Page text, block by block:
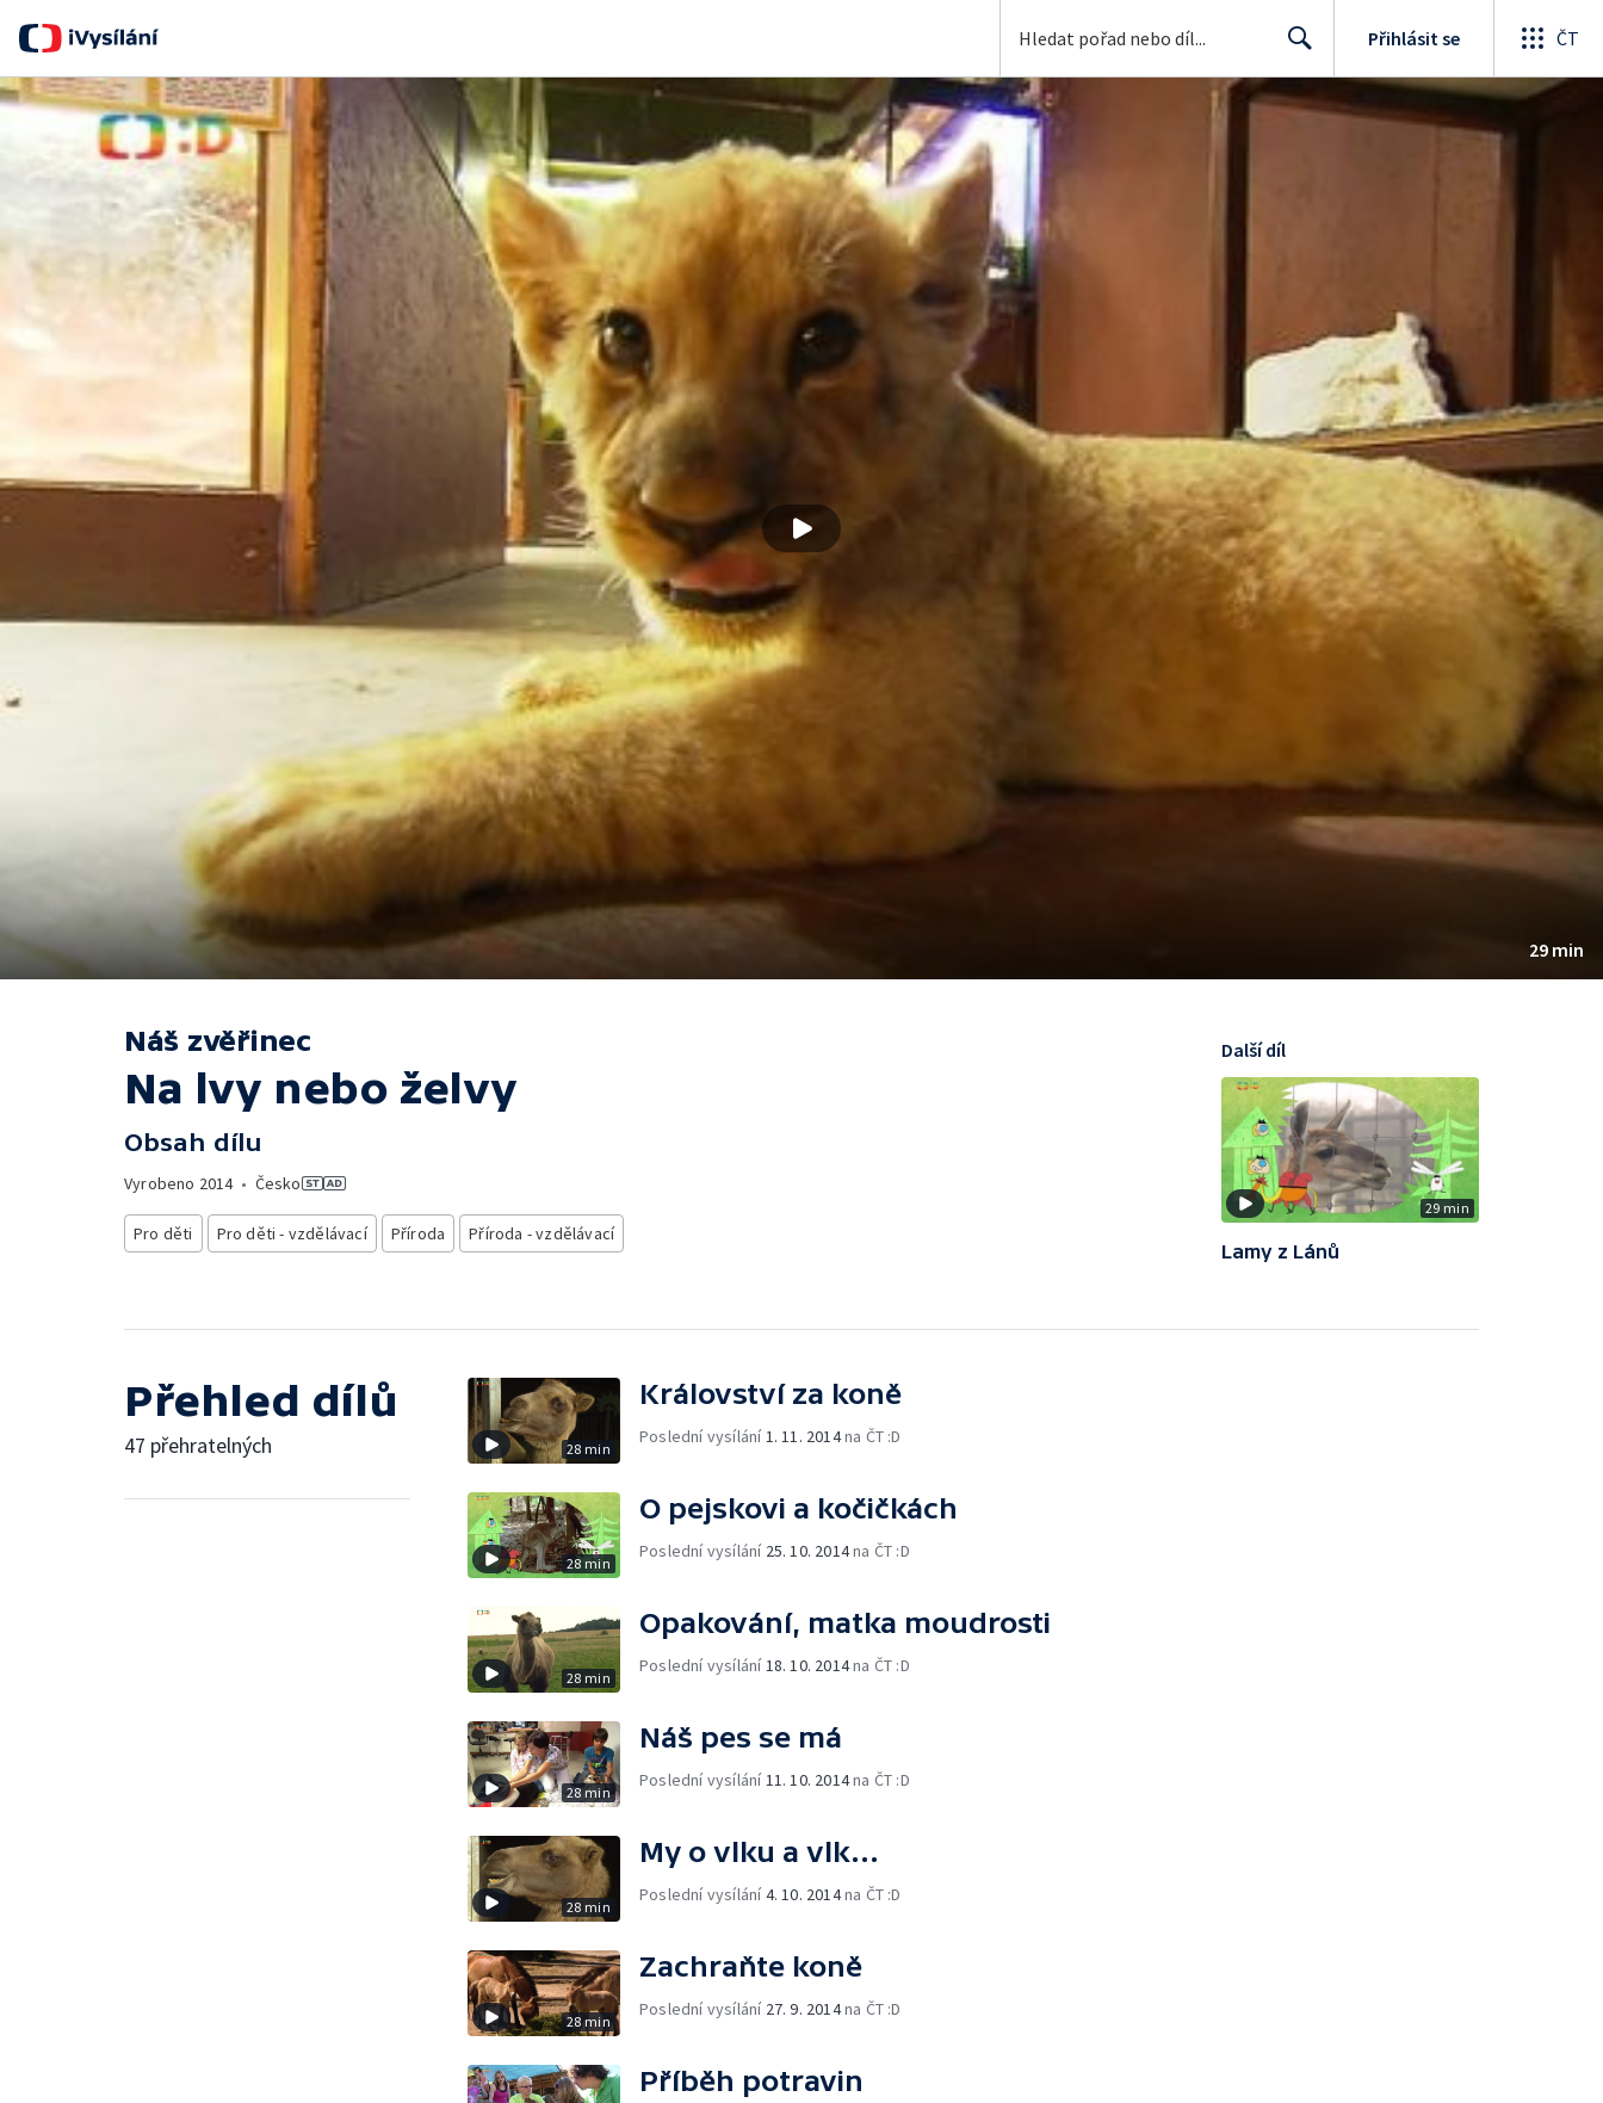
Přihlásit se ČT
29 min
Náš zvěřinec
Na lvy nebo želvy
Obsah dílu
Vyrobeno 2014• Česko
Pro děti Pro děti - vzdělávací Příroda Příroda - vzdělávací
29 min
Další díl
Lamy z Lánů
Přehled dílů
47 přehratelných 28 min
Království za koně
Poslední vysílání 1. 11. 2014na ČT :D
28 min
O pejskovi a kočičkách
Poslední vysílání 25. 10. 2014na ČT :D
28 min
Opakování, matka moudrosti
Poslední vysílání 18. 10. 2014na ČT :D
28 min
Náš pes se má
Poslední vysílání 11. 10. 2014na ČT :D
28 min
My o vlku a vlk...
Poslední vysílání4. 10. 2014na ČT :D
28 min
Zachraňte koně
Poslední vysílání 27. 9. 2014na ČT :D
Příběh potravin